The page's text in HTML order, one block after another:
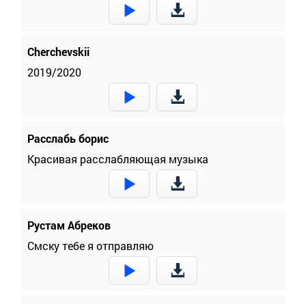
Cherchevskii
2019/2020
Расслабь борис
Kрасивая расслабляющая музыка
Рустам Абреков
Смску тебе я отправляю